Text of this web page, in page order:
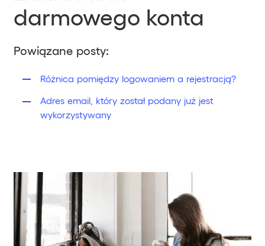
darmowego konta
Powiązane posty:
Różnica pomiędzy logowaniem a rejestracją?
Adres email, który został podany już jest
wykorzystywany